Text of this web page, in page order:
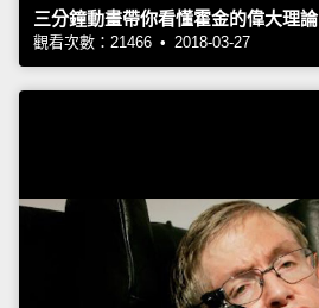
三分鐘動畫帶你看懂霍金的偉大理論
觀看次數：21466 • 2018-03-27